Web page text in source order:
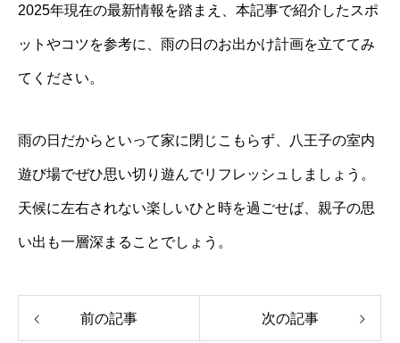
2025年現在の最新情報を踏まえ、本記事で紹介したスポ
ットやコツを参考に、雨の日のお出かけ計画を立ててみ
てください。
雨の日だからといって家に閉じこもらず、八王子の室内
遊び場でぜひ思い切り遊んでリフレッシュしましょう。
天候に左右されない楽しいひと時を過ごせば、親子の思
い出も一層深まることでしょう。
前の記事 次の記事